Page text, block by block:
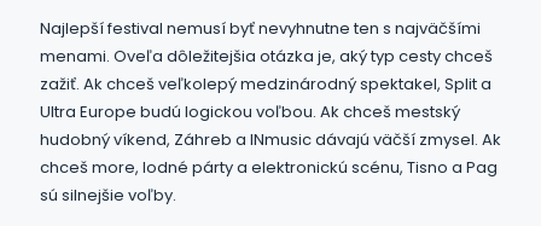
Najlepší festival nemusí byť nevyhnutne ten s najväčšími
menami. Oveľa dôležitejšia otázka je, aký typ cesty chceš
zažiť. Ak chceš veľkolepý medzinárodný spektakel, Split a
Ultra Europe budú logickou voľbou. Ak chceš mestský
hudobný víkend, Záhreb a INmusic dávajú väčší zmysel. Ak
chceš more, lodné párty a elektronickú scénu, Tisno a Pag
sú silnejšie voľby.